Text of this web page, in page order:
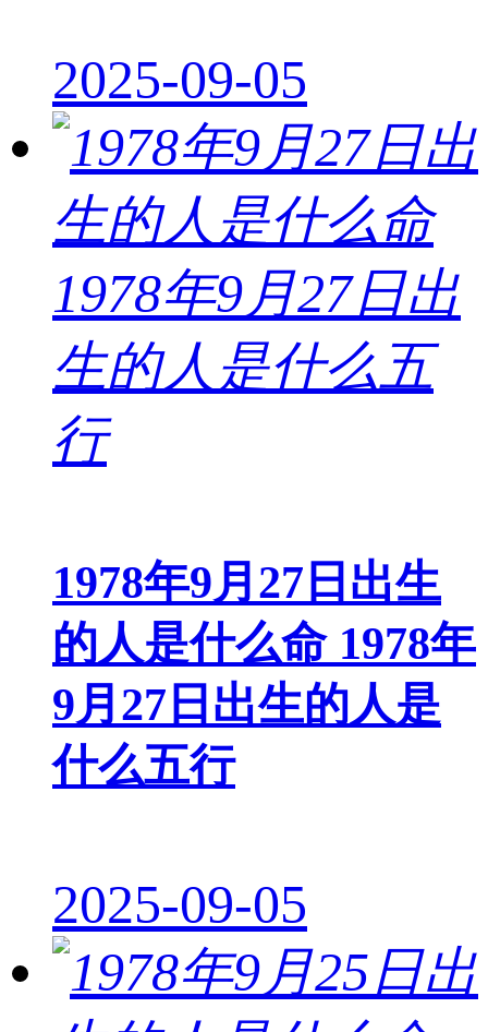
2025-09-05
1978年9月27日出生
的人是什么命 1978年
9月27日出生的人是
什么五行
2025-09-05